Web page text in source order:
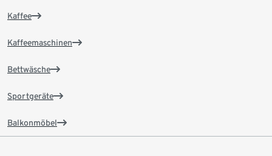
Kaffee
Kaffeemaschinen
Bettwäsche
Sportgeräte
Balkonmöbel